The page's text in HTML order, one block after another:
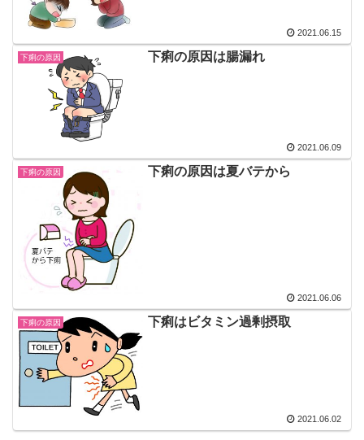
2021.06.15
下痢の原因 下痢の原因は腸漏れ
2021.06.09
下痢の原因 下痢の原因は夏バテから
2021.06.06
下痢の原因 下痢はビタミン過剰摂取
2021.06.02